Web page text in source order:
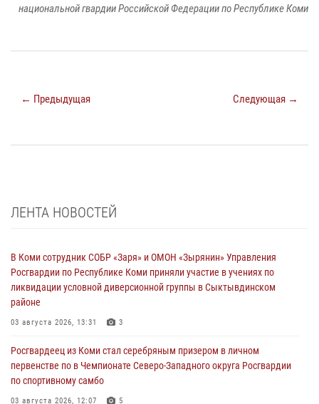
национальной гвардии Российской Федерации по Республике Коми
← Предыдущая Следующая →
ЛЕНТА НОВОСТЕЙ
В Коми сотрудник СОБР «Заря» и ОМОН «Зырянин» Управления
Росгвардии по Республике Коми приняли участие в учениях по
ликвидации условной диверсионной группы в Сыктывдинском
районе
03 августа 2026, 13:31 3
Росгвардеец из Коми стал серебряным призером в личном
первенстве по в Чемпионате Северо-Западного округа Росгвардии
по спортивному самбо
03 августа 2026, 12:07 5